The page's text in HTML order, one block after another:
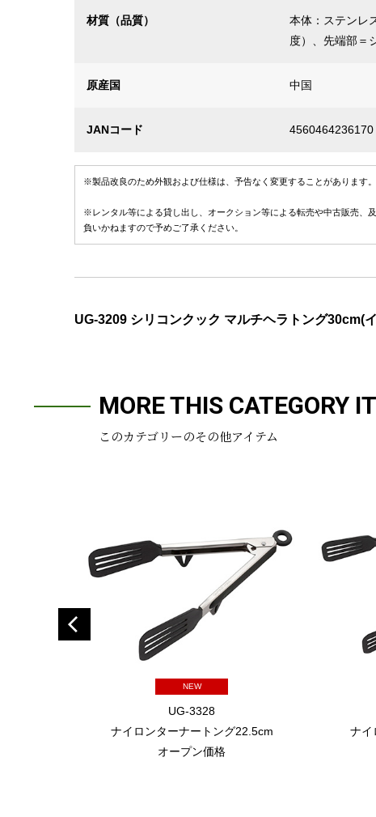
材質（品質）
本体：ステンレ
度）、先端部＝
原産国 中国
JANコード 4560464236170
※製品改良のため外観および仕様は、予告なく変更することがあります。
※レンタル等による貸し出し、オークション等による転売や中古販売、
負いかねますので予めご了承ください。
UG-3209 シリコンクック マルチヘラトング30cm(
MORE THIS CATEGORY
このカテゴリーのその他アイテム
NEW
UG-3328
ナイロンターナートング22.5cm
オープン価格
ナイ